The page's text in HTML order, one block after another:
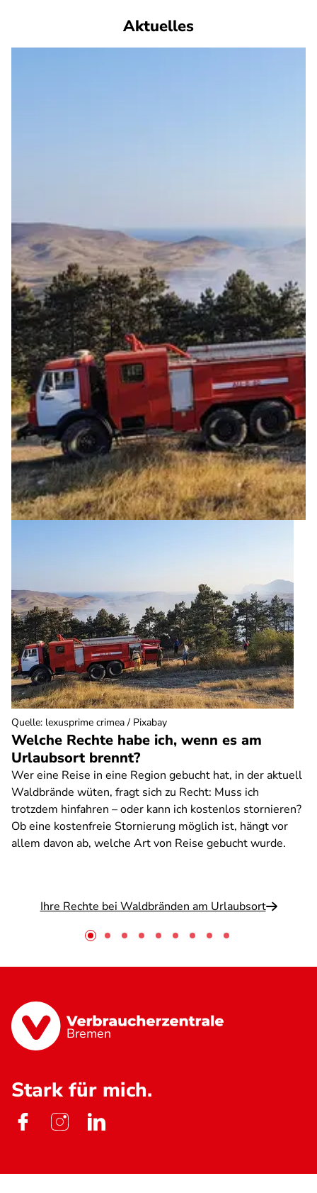
Aktuelles
Welche Rechte habe ich, wenn es am
Urlaubsort brennt?
Wer eine Reise in eine Region gebucht hat, in der aktuell
Waldbrände wüten, fragt sich zu Recht: Muss ich
trotzdem hinfahren – oder kann ich kostenlos stornieren?
Ob eine kostenfreie Stornierung möglich ist, hängt vor
allem davon ab, welche Art von Reise gebucht wurde.
Ihre Rechte bei Waldbränden am Urlaubsort
Quelle: lexusprime crimea / Pixabay
Bremen
Stark für mich.